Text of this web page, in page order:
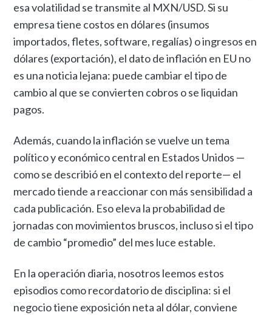
esa volatilidad se transmite al MXN/USD. Si su
empresa tiene costos en dólares (insumos
importados, fletes, software, regalías) o ingresos en
dólares (exportación), el dato de inflación en EU no
es una noticia lejana: puede cambiar el tipo de
cambio al que se convierten cobros o se liquidan
pagos.
Además, cuando la inflación se vuelve un tema
político y económico central en Estados Unidos —
como se describió en el contexto del reporte— el
mercado tiende a reaccionar con más sensibilidad a
cada publicación. Eso eleva la probabilidad de
jornadas con movimientos bruscos, incluso si el tipo
de cambio “promedio” del mes luce estable.
En la operación diaria, nosotros leemos estos
episodios como recordatorio de disciplina: si el
negocio tiene exposición neta al dólar, conviene